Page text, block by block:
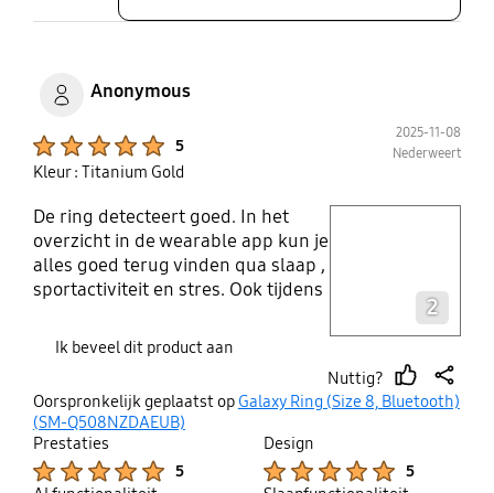
Anonymous
5
2025-11-08
Nederweert
Kleur : Titanium Gold
De ring detecteert goed. In het
overzicht in de wearable app kun je
alles goed terug vinden qua slaap ,
sportactiviteit en stres. Ook tijdens
bij wat je doet. Het leuke is dat je
ring een dier koppelt aan de hand
2
Ik beveel dit product aan
Nuttig?
thumbshare
Oorspronkelijk geplaatst op Galaxy Ring (Size 8, Bluetooth)
(SM-Q508NZDAEUB)
Prestaties
5
Design
5